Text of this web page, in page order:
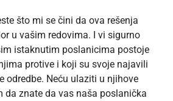
što mi se čini da ova rešenja
u vašim redovima. I vi sigurno
istaknutim poslanicima postoje
protive i koji su svoje najavili
odredbe. Neću ulaziti u njihove
da znate da vas naša poslanička